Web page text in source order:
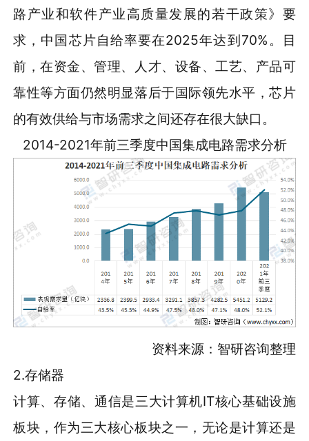
路产业和软件产业高质量发展的若干政策》要
求，中国芯片自给率要在2025年达到70%。目
前，在资金、管理、人才、设备、工艺、产品可
靠性等方面仍然明显落后于国际领先水平，芯片
的有效供给与市场需求之间还存在很大缺口。
2014-2021年前三季度中国集成电路需求分析
资料来源：智研咨询整理
2.存储器
计算、存储、通信是三大计算机IT核心基础设施
板块，作为三大核心板块之一，无论是计算还是